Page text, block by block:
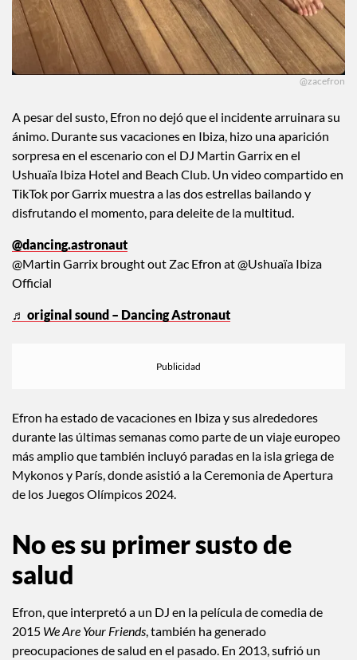
@zacefron
A pesar del susto, Efron no dejó que el incidente arruinara su
ánimo. Durante sus vacaciones en Ibiza, hizo una aparición
sorpresa en el escenario con el DJ Martin Garrix en el
Ushuaïa Ibiza Hotel and Beach Club. Un video compartido en
TikTok por Garrix muestra a las dos estrellas bailando y
disfrutando el momento, para deleite de la multitud.
@dancing.astronaut
@Martin Garrix brought out Zac Efron at @Ushuaïa Ibiza
Official
♬ original sound – Dancing Astronaut
Efron ha estado de vacaciones en Ibiza y sus alrededores
durante las últimas semanas como parte de un viaje europeo
más amplio que también incluyó paradas en la isla griega de
Mykonos y París, donde asistió a la Ceremonia de Apertura
de los Juegos Olímpicos 2024.
No es su primer susto de
salud
Efron, que interpretó a un DJ en la película de comedia de
2015 We Are Your Friends, también ha generado
preocupaciones de salud en el pasado. En 2013, sufrió un